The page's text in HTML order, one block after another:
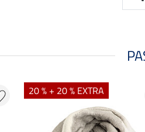
20 % + 20 % EXTRA